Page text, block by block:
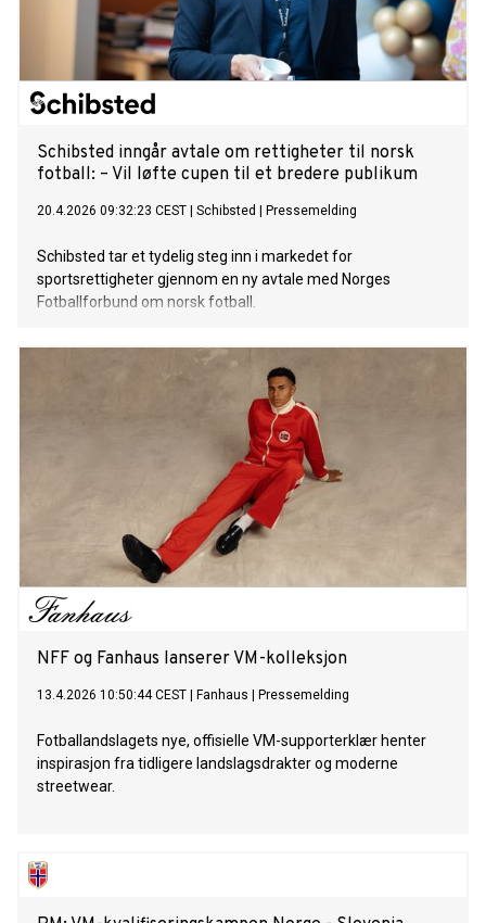
Schibsted inngår avtale om rettigheter til norsk
fotball: – Vil løfte cupen til et bredere publikum
20.4.2026 09:32:23 CEST Schibsted Pressemelding
Schibsted tar et tydelig steg inn i markedet for
sportsrettigheter gjennom en ny avtale med Norges
Fotballforbund om norsk fotball.
NFF og Fanhaus lanserer VM-kolleksjon
13.4.2026 10:50:44 CEST Fanhaus Pressemelding
Fotballandslagets nye, offisielle VM-supporterklær henter
inspirasjon fra tidligere landslagsdrakter og moderne
streetwear.